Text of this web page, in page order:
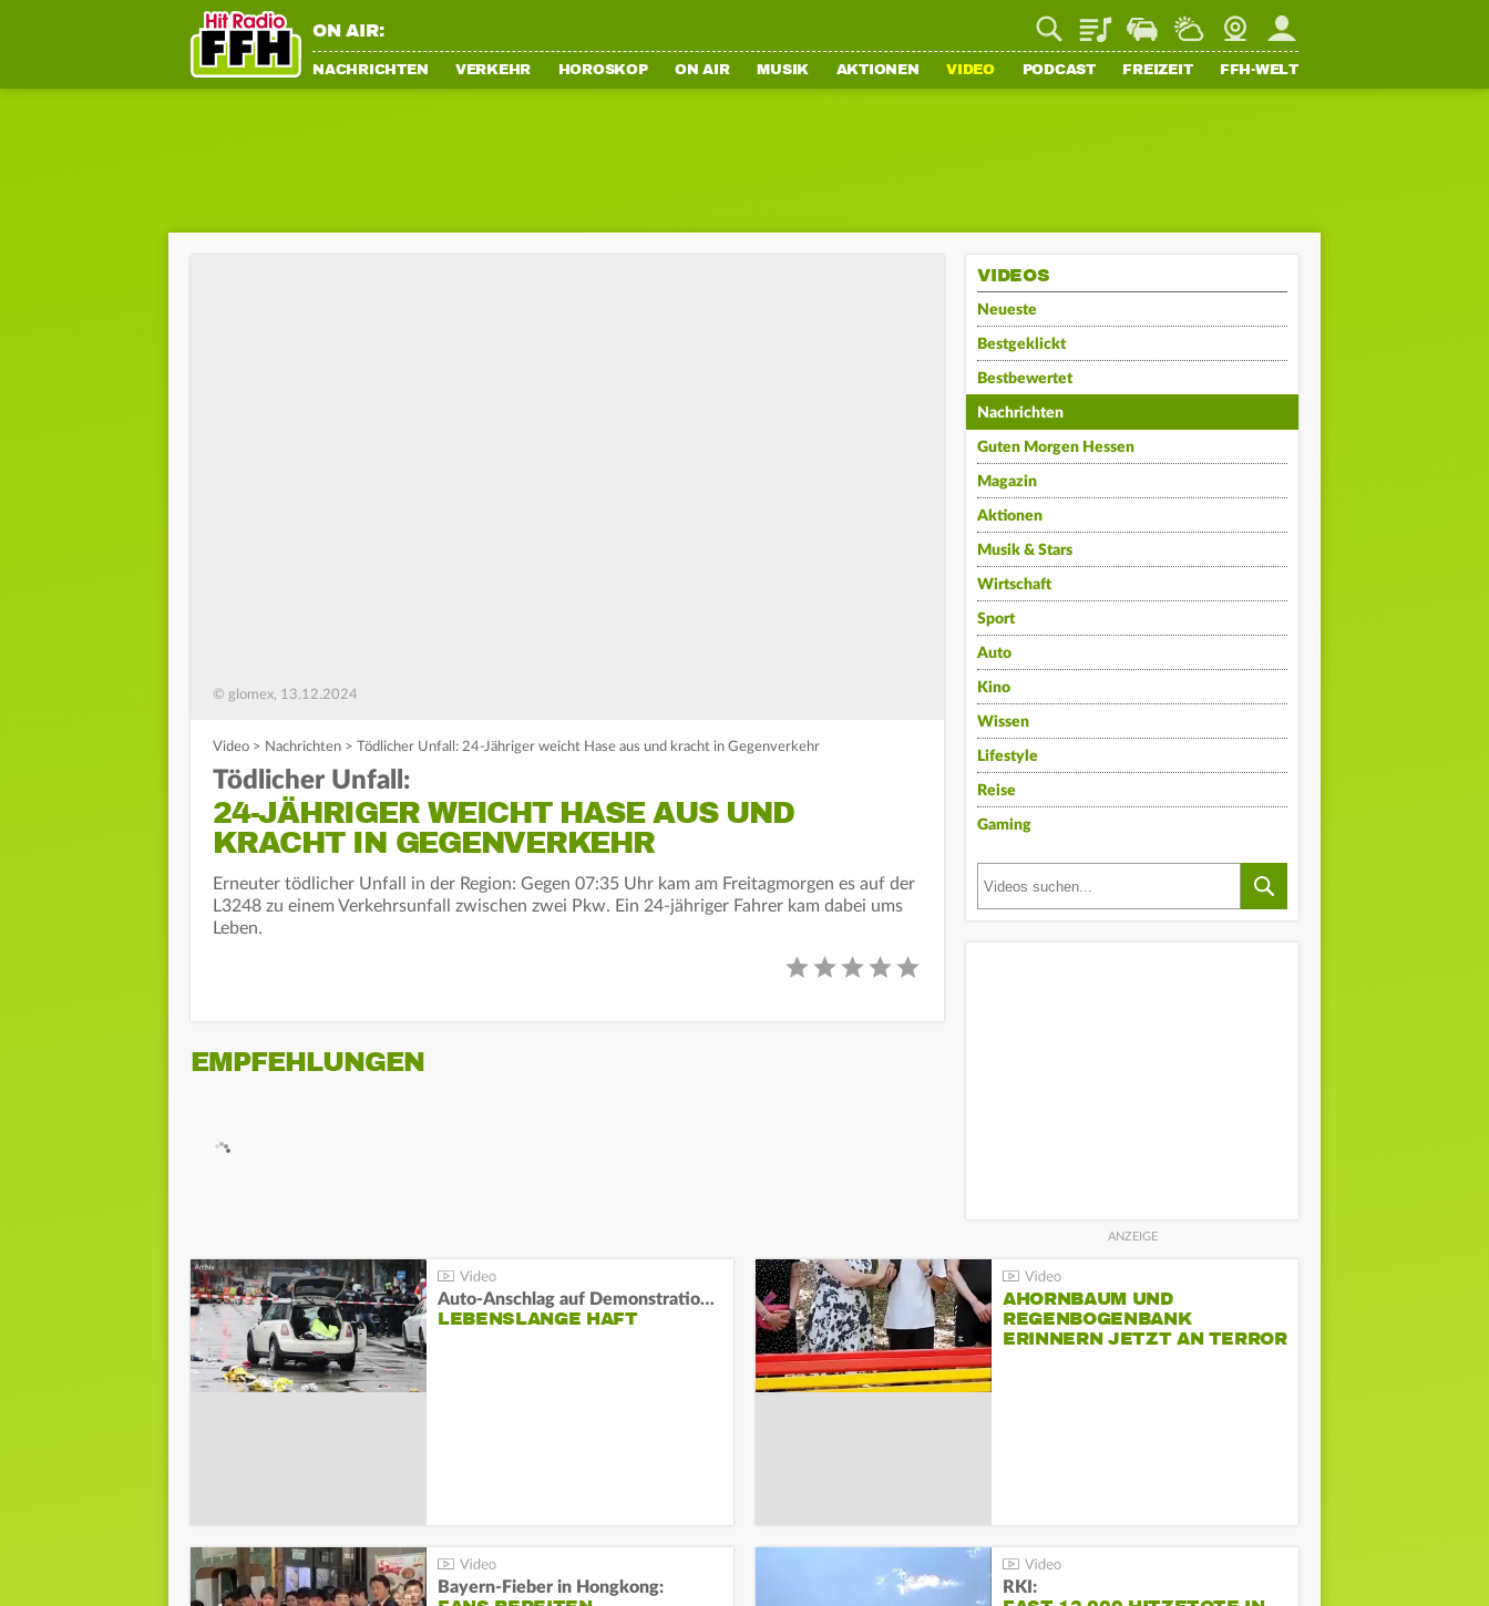
ON AIR: PlaylistStaupilotWetterWebcamMein FFH
NACHRICHTEN VERKEHR HOROSKOP ON AIR MUSIK AKTIONEN VIDEO PODCAST FREIZEIT FFH-WELT
© glomex, 13.12.2024
Video > Nachrichten > Tödlicher Unfall: 24-Jähriger weicht Hase aus und kracht in Gegenverkehr
Tödlicher Unfall:
24-JÄHRIGER WEICHT HASE AUS UND
KRACHT IN GEGENVERKEHR
Erneuter tödlicher Unfall in der Region: Gegen 07:35 Uhr kam am Freitagmorgen es auf der
L3248 zu einem Verkehrsunfall zwischen zwei Pkw. Ein 24-jähriger Fahrer kam dabei ums
Leben.
EMPFEHLUNGEN
VIDEOS
Neueste
Bestgeklickt
Bestbewertet
Nachrichten
Guten Morgen Hessen
Magazin
Aktionen
Musik & Stars
Wirtschaft
Sport
Auto
Kino
Wissen
Lifestyle
Reise
Gaming
Auto-Anschlag auf Demonstration in München:
LEBENSLANGE HAFT
AHORNBAUM UND
REGENBOGENBANK
ERINNERN JETZT AN TERROR
Bayern-Fieber in Hongkong: RKI: